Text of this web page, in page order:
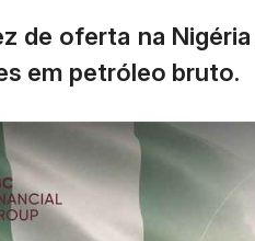
de oferta na
em petróleo bruto.